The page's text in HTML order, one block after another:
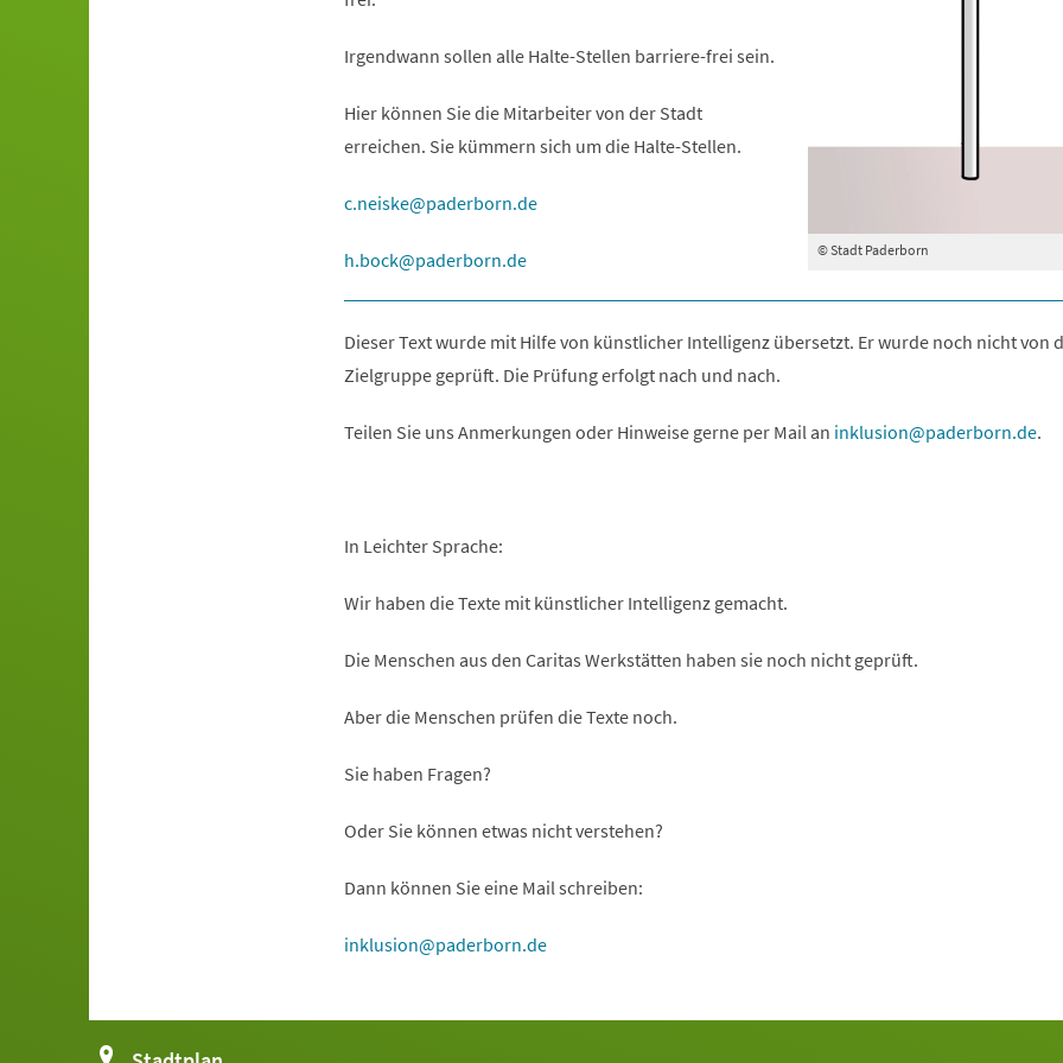
© Stadt Paderborn
Irgendwann sollen alle Halte-Stellen barriere-frei sein.
Hier können Sie die Mitarbeiter von der Stadt
erreichen. Sie kümmern sich um die Halte-Stellen.
c.neiske paderborn de
h.bock paderborn de
Dieser Text wurde mit Hilfe von künstlicher Intelligenz übersetzt. Er wurde noch nicht von
Zielgruppe geprüft. Die Prüfung erfolgt nach und nach.
Teilen Sie uns Anmerkungen oder Hinweise gerne per Mail an inklusion paderborn de.
In Leichter Sprache:
Wir haben die Texte mit künstlicher Intelligenz gemacht.
Die Menschen aus den Caritas Werkstätten haben sie noch nicht geprüft.
Aber die Menschen prüfen die Texte noch.
Sie haben Fragen?
Oder Sie können etwas nicht verstehen?
Dann können Sie eine Mail schreiben:
inklusion paderborn de